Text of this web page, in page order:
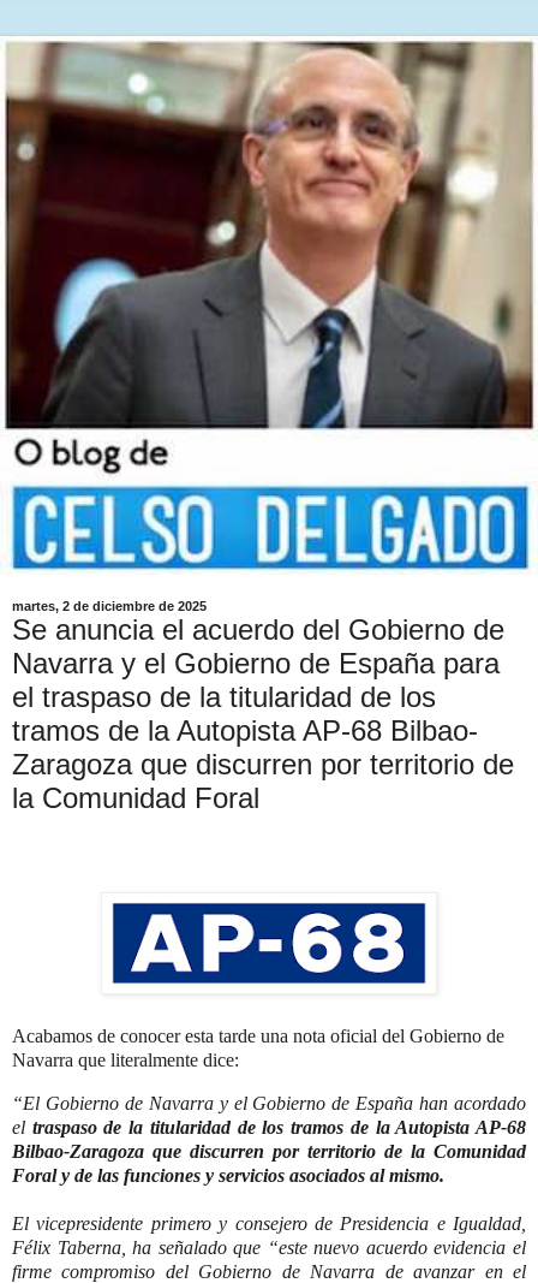
martes, 2 de diciembre de 2025
Se anuncia el acuerdo del Gobierno de
Navarra y el Gobierno de España para
el traspaso de la titularidad de los
tramos de la Autopista AP-68 Bilbao-
Zaragoza que discurren por territorio de
la Comunidad Foral
Acabamos de conocer esta tarde una nota oficial del Gobierno de
Navarra que literalmente dice:
“El Gobierno de Navarra y el Gobierno de España han acordado
el traspaso de la titularidad de los tramos de la Autopista AP-68
Bilbao-Zaragoza que discurren por territorio de la Comunidad
Foral y de las funciones y servicios asociados al mismo.
El vicepresidente primero y consejero de Presidencia e Igualdad,
Félix Taberna, ha señalado que “este nuevo acuerdo evidencia el
firme compromiso del Gobierno de Navarra de avanzar en el